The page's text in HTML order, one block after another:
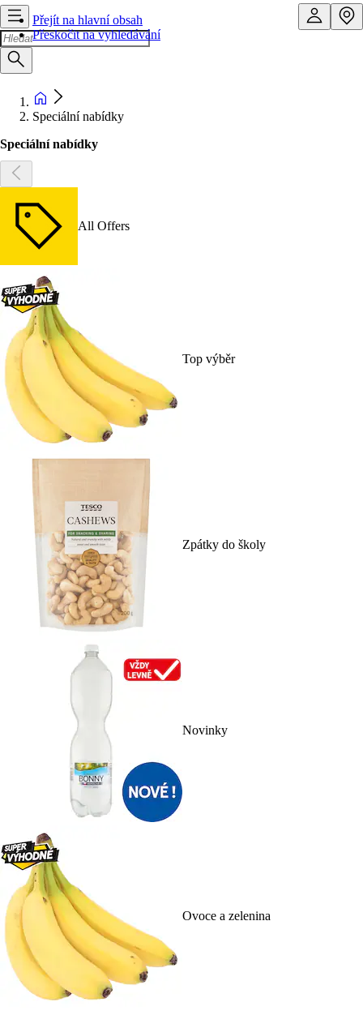
Přejít na hlavní obsah
Přeskočit na vyhledávání
Speciální nabídky
Speciální nabídky
All Offers
Top výběr
Zpátky do školy
Novinky
Ovoce a zelenina